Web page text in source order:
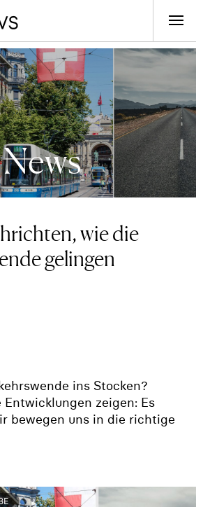
wie die
gelingen
ins Stocken?
Entwicklungen zeigen: Es
bewegen uns in die richtige